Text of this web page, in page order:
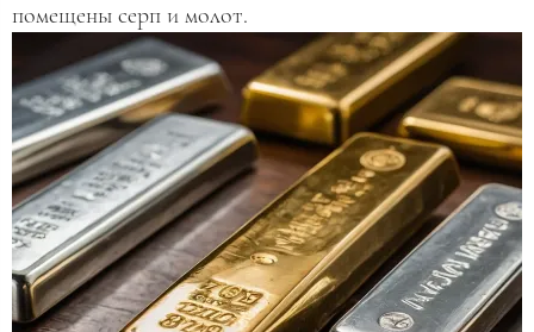
помещены серп и молот.